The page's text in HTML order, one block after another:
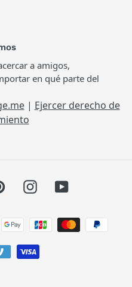
a amigos,
en qué parte del
| Ejercer derecho de
PinterestInstagramYouTube
Métodos
de